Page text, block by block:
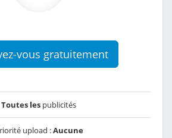
vous gratuitement
Toutes les publicités
upload :Aucune